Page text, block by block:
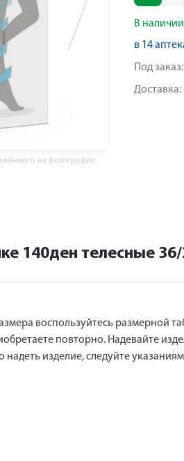
на фотографии
В наличии
в 14
Под заказ:
Доставка:
140ден телесные
воспользуйтесь размерной
повторно. Надевайте
изделие, следуйте